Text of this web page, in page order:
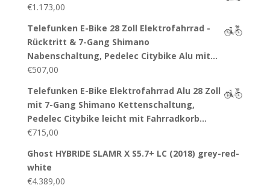
€1.173,00
Telefunken E-Bike 28 Zoll Elektrofahrrad -
Rücktritt & 7-Gang Shimano
Nabenschaltung, Pedelec Citybike Alu mit…
€507,00
Telefunken E-Bike Elektrofahrrad Alu 28 Zoll
mit 7-Gang Shimano Kettenschaltung,
Pedelec Citybike leicht mit Fahrradkorb…
€715,00
Ghost HYBRIDE SLAMR X S5.7+ LC (2018) grey-red-
white
€4.389,00